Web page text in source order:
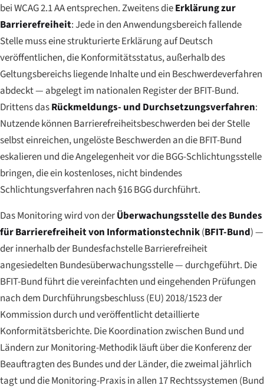
bei WCAG 2.1 AA entsprechen. Zweitens dieErklärung zur
Barrierefreiheit: Jede in den Anwendungsbereich fallende
Stelle muss eine strukturierte Erklärung auf Deutsch
veröffentlichen, die Konformitätsstatus, außerhalb des
Geltungsbereichs liegende Inhalte und ein Beschwerdeverfahren
abdeckt — abgelegt im nationalen Register der BFIT-Bund.
Drittens dasRückmeldungs- und Durchsetzungsverfahren:
Nutzende können Barrierefreiheitsbeschwerden bei der Stelle
selbst einreichen, ungelöste Beschwerden an die BFIT-Bund
eskalieren und die Angelegenheit vor die BGG-Schlichtungsstelle
bringen, die ein kostenloses, nicht bindendes
Schlichtungsverfahren nach §16 BGG durchführt.
Das Monitoring wird von derÜberwachungsstelle des Bundes
für Barrierefreiheit von Informationstechnik(BFIT-Bund) —
der innerhalb der Bundesfachstelle Barrierefreiheit
angesiedelten Bundesüberwachungsstelle — durchgeführt. Die
BFIT-Bund führt die vereinfachten und eingehenden Prüfungen
nach dem Durchführungsbeschluss (EU) 2018/1523 der
Kommission durch und veröffentlicht detaillierte
Konformitätsberichte. Die Koordination zwischen Bund und
Ländern zur Monitoring-Methodik läuft über dieKonferenz der
Beauftragten des Bundes und der Länder, die zweimal jährlich
tagt und die Monitoring-Praxis in allen 17 Rechtssystemen (Bund